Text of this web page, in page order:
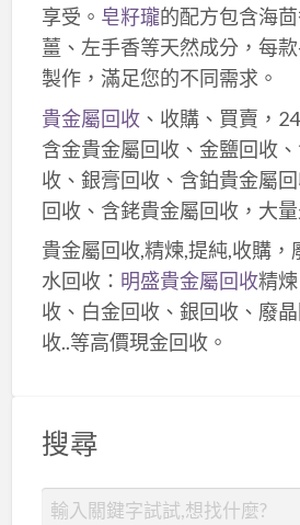
享受。 皂籽瓏的配方包含海
薑、左手香等天然成分，每
製作，滿足您的不同需求。
貴金屬回收、收購、買賣，
含金貴金屬回收、金鹽回收
收、銀膏回收、含鉑貴金屬
回收、含銠貴金屬回收，大
貴金屬回收,精煉,提純,收購，
水回收： 明盛貴金屬回收精
收、白金回收、銀回收、廢
收..等高價現金回收。
搜尋